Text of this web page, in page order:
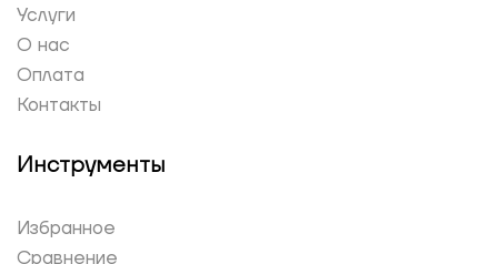
Услуги
О нас
Оплата
Контакты
Инструменты
Избранное
Сравнение